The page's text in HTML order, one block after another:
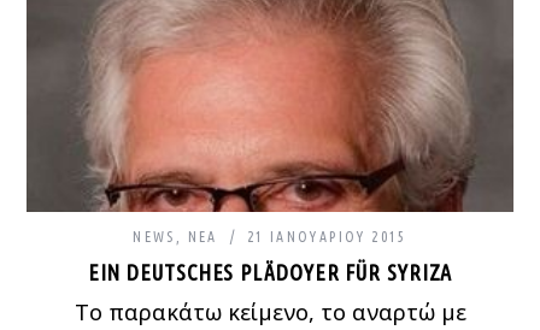
NEWS ΝΈΑ 21 ΙΑΝΟΥΑΡΊΟΥ 2015
EIN DEUTSCHES PLÄDOYER FÜR SYRIZA
Το παρακάτω κείμενο, το αναρτώ με